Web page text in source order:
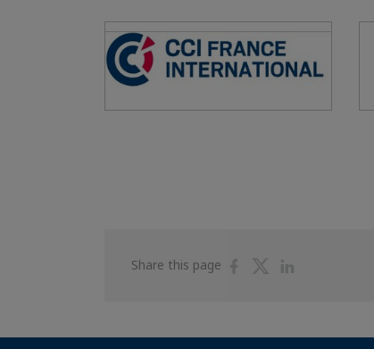
Share this page
ShareShare